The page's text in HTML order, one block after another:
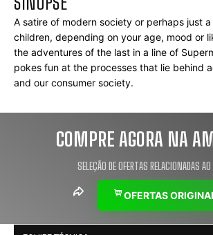
A satire of modern society or perhaps just
children, depending on your age, mood or
the adventures of the last in a line of
pokes fun at the processes that lie behind
and our consumer society.
COMPRE AGORA NA
SELEÇÃO DE OFERTAS RELACIONADAS
OFERTAS